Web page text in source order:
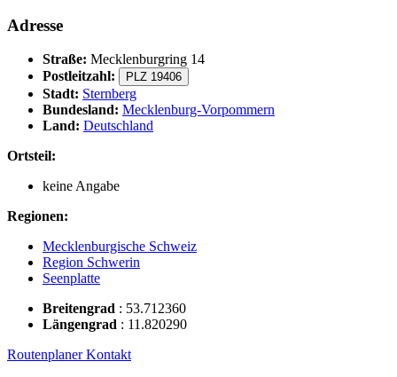
Adresse
Straße: Mecklenburgring 14
Postleitzahl:
PLZ 19406
Stadt: Sternberg
Bundesland: Mecklenburg-Vorpommern
Land: Deutschland
Ortsteil:
keine Angabe
Regionen:
Mecklenburgische Schweiz
Region Schwerin
Seenplatte
Breitengrad : 53.712360
Längengrad : 11.820290
RoutenplanerKontakt